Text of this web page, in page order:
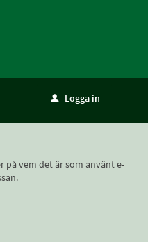
u Logga in
på vem det är som använt e-